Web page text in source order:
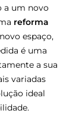
a um novo
reforma
espaço,
é uma
a sua
variadas
ideal